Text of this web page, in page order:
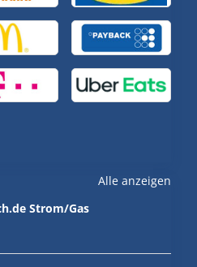
Alle anzeigen
Strom/Gas